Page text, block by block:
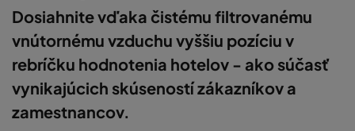
Dosiahnite vďaka čistému filtrovanému
vnútornému vzduchu vyššiu pozíciu v
rebríčku hodnotenia hotelov - ako súčasť
vynikajúcich skúseností zákazníkov a
zamestnancov.